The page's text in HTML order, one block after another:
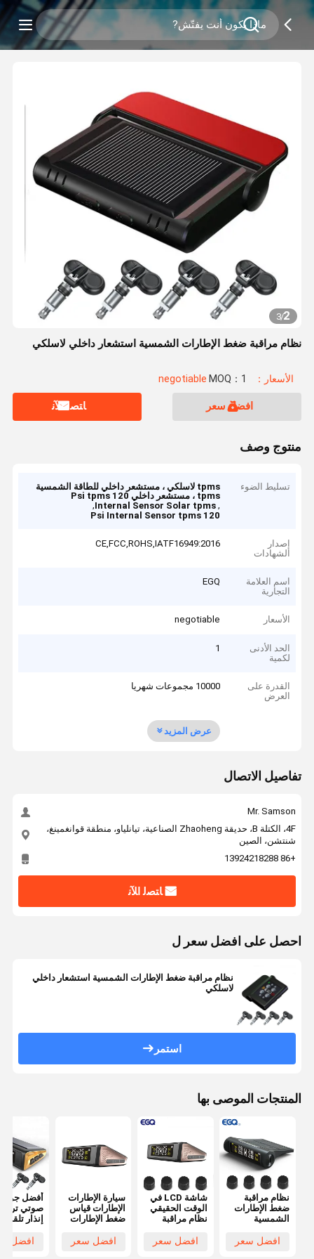
2
/
3
نظام مراقبة ضغط الإطارات الشمسية استشعار داخلي لاسلكي
الأسعار：negotiable MOQ：1
افضل سعر ﺎﺘﺼﻟ ﺍﻶﻧ
منتوج وصف
تسليط الضوء
tpms لاسلكي ، مستشعر داخلي للطاقة الشمسية
tpms ، مستشعر داخلي 120 Psi tpms
,
Internal Sensor Solar tpms
,
120 Psi Internal Sensor tpms
إصدار
الشهادات
CE,FCC,ROHS,IATF16949:2016
اسم العلامة
التجارية
EGQ
الأسعار negotiable
الحد الأدنى
لكمية
1
القدرة على
العرض
10000 مجموعات شهريا
عرض المزيد
تفاصيل الاتصال
Mr. Samson
4F، الكتلة B، حديقة Zhaoheng الصناعية، تيانلياو، منطقة قوانغمينغ،
شنتشن، الصين
+86 13924218288
ﺎﺘﺼﻟ ﺍﻶﻧ
احصل على افضل سعر ل
نظام مراقبة ضغط الإطارات الشمسية استشعار داخلي
لاسلكي
استمر
المنتجات الموصى بها
نظام مراقبة
ضغط الإطارات
الشمسية
لسيارات الركاب
افضل سعر
شاشة LCD في
الوقت الحقيقي
نظام مراقبة
الشمسية
افضل سعر
سيارة الإطارات
الإطارات قياس
ضغط الإطارات
بالطاقة
افضل سعر
أفضل جودة
صوتي
إنذار تلقائي
مراقبة
افضل